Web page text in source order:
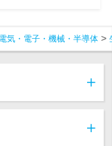
電気・電子・機械・半導体